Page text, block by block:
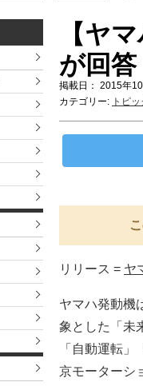
【ヤ
が回答
掲載日： 2015年
カテゴリー: トピ
リリース = ヤ
ヤマハ発動機
象とした「未
「自動運転
京モーターシ